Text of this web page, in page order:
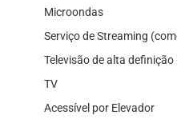
Microondas
Serviço de Streaming
Televisão de alta
TV
Acessível por Elevador